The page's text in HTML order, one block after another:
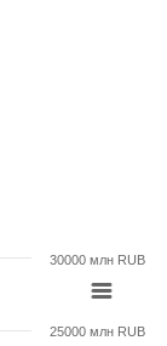
25000 млн RUB
30000 млн RUB